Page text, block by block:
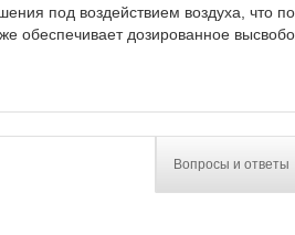
под воздействием воздуха, что
обеспечивает дозированное
Вопросы и ответы